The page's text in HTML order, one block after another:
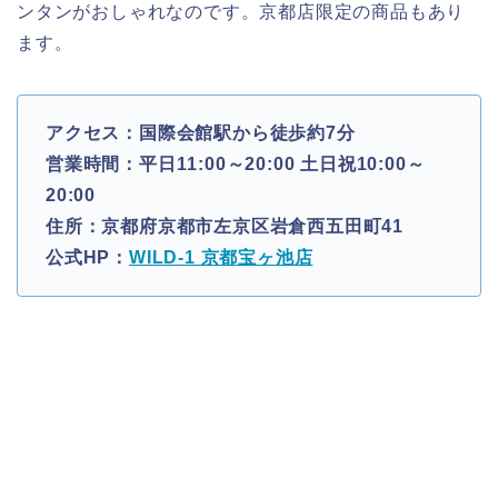
ンタンがおしゃれなのです。京都店限定の商品もあり
ます。
アクセス：国際会館駅から徒歩約7分
営業時間：平日11:00～20:00 土日祝10:00～
20:00
住所：京都府京都市左京区岩倉西五田町41
公式HP： WILD-1 京都宝ヶ池店